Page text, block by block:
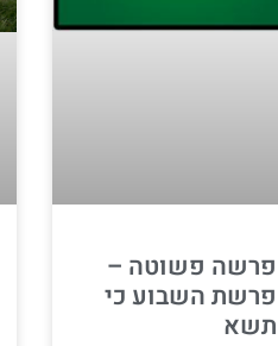
פרשה פשוטה –
פרשת השבוע כי
תשא